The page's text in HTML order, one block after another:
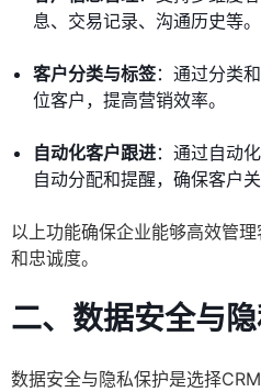
息、交易记录、沟通历史等。
客户分类与标签：通过分类
位客户，提高营销效率。
自动化客户跟进：通过自动
自动分配和提醒，确保客户
以上功能确保企业能够高效管
和忠诚度。
二、数据安全与
数据安全与隐私保护是选择